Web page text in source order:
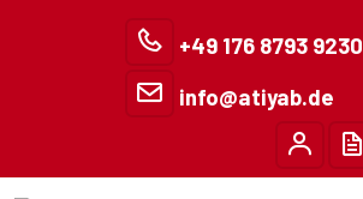
+49 176 8793 9230
info@atiyab.de